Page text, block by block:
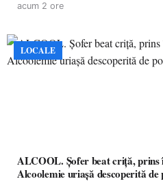
acum 2 ore
LOCALE
ALCOOL. Șofer beat criță,
Alcoolemie uriașă descoperită de